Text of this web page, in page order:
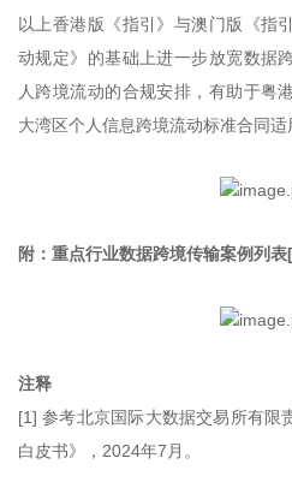
以上香港版《指引》与澳门版《指
动规定》的基础上进一步放宽数据
人跨境流动的合规安排，有助于粤
大湾区个人信息跨境流动标准合同适
附：重点行业数据跨境传输案例列
注释
[1] 参考北京国际大数据交易所有限
白皮书》，2024年7月。